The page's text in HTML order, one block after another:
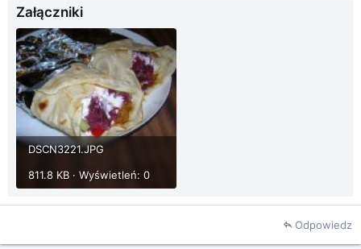
Załączniki
DSCN3221.JPG
811.8 KB · Wyświetleń: 0
Odpowiedz